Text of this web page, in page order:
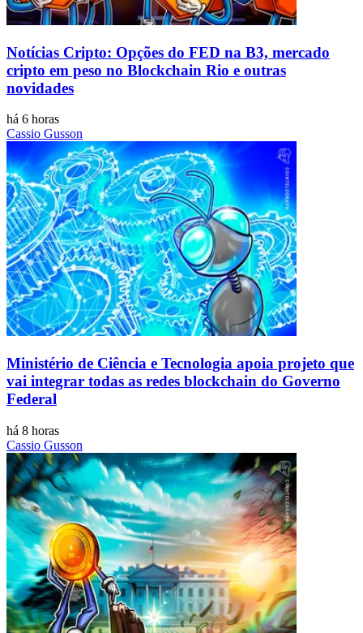
Notícias Cripto: Opções do FED na B3, mercado
cripto em peso no Blockchain Rio e outras
novidades
há 6 horas
Cassio Gusson
Ministério de Ciência e Tecnologia apoia projeto que
vai integrar todas as redes blockchain do Governo
Federal
há 8 horas
Cassio Gusson